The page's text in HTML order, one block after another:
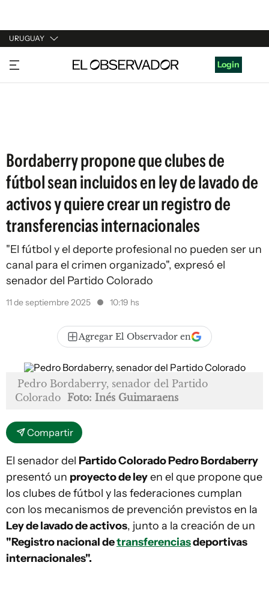
URUGUAY
URUGUAY
ARGENTINA
Login
Bordaberry propone que clubes de
fútbol sean incluidos en ley de lavado de
activos y quiere crear un registro de
transferencias internacionales
"El fútbol y el deporte profesional no pueden ser un
canal para el crimen organizado", expresó el
senador del Partido Colorado
11 de septiembre 2025 10:19 hs
Agregar El Observador en
Pedro Bordaberry, senador del Partido
Colorado Foto: Inés Guimaraens
Compartir
El senador del Partido Colorado Pedro Bordaberry
presentó un proyecto de leyen el que propone que
los clubes de fútbol y las federaciones cumplan
con los mecanismos de prevención previstos en la
Ley de lavado de activos, junto a la creación de un
"Registro nacional detransferenciasdeportivas
internacionales".